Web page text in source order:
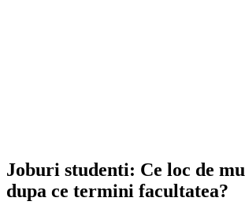
Joburi studenti: Ce loc de
dupa ce termini facultatea?